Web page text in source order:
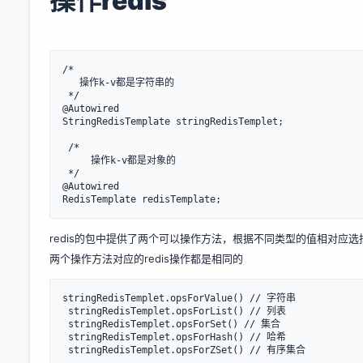
/*
操作k-v都是字符串的
*/
@Autowired
StringRedisTemplate stringRedisTemplet;
/*
操作k-v都是对象的
*/
@Autowired
redis的包中提供了两个可以操作方法，根据不同类型的值相对应选
两个操作方法对应的redis操作都是相同的
stringRedisTemplet.opsForValue() // 字符串
stringRedisTemplet.opsForList() // 列表
stringRedisTemplet.opsForSet() // 集合
stringRedisTemplet.opsForHash() // 哈希